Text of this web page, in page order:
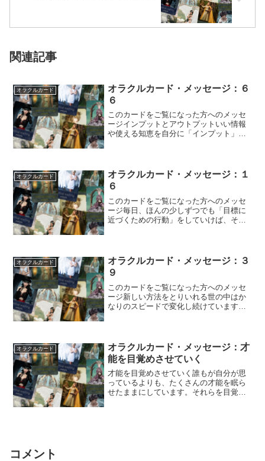
関連記事
オラクルカード
オラクルカード・メッセージ：６
６
このカードをご覧になった方へのメッセ
ージインプットとアウトプットいい情報
や使える知恵を自分に「インプット」す
オラクルカード
オラクルカード・メッセージ：１
６
このカードをご覧になった方へのメッセ
ージ毎日、ほんの少しずつでも「目標に
近づくための行動」をしていけば、その
オラクルカード
オラクルカード・メッセージ：３
９
このカードをご覧になった方へのメッセ
ージ新しい方法をとりいれる世の中はか
なりのスピードで変化し続けています
オラクルカード
オラクルカード・メッセージ：才
能を目覚めさせていく
才能を目覚めさせていく誰もが自分が思
っているよりも、たくさんの才能を眠ら
せたままにしています。それらを目覚め
コメント